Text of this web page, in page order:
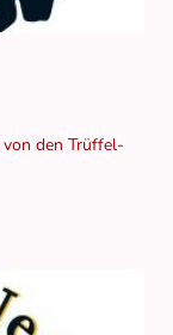
von den Trüffel-